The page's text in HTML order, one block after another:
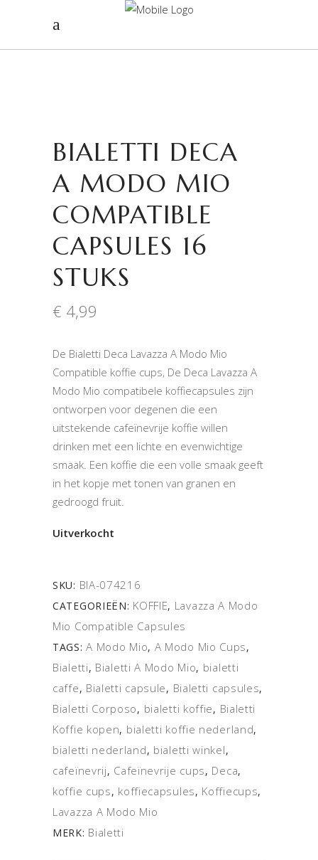
BIALETTI DECA
A MODO MIO
COMPATIBLE
CAPSULES 16
STUKS
€ 4,99
De Bialetti Deca Lavazza A Modo Mio
Compatible koffie cups, De Deca Lavazza A
Modo Mio compatibele koffiecapsules zijn
ontworpen voor degenen die een
uitstekende cafeïnevrije koffie willen
drinken met een lichte en evenwichtige
smaak. Een koffie die een volle smaak geeft
in het kopje met tonen van granen en
gedroogd fruit.
Uitverkocht
SKU: BIA-074216
CATEGORIEËN: KOFFIE, Lavazza A Modo
Mio Compatible Capsules
TAGS:A Modo Mio, A Modo Mio Cups,
Bialetti, Bialetti A Modo Mio, bialetti
caffe, Bialetti capsule, Bialetti capsules,
Bialetti Corposo, bialetti koffie, Bialetti
Koffie kopen, bialetti koffie nederland,
bialetti nederland, bialetti winkel,
cafeïnevrij, Cafeïnevrije cups, Deca,
koffie cups, koffiecapsules, Koffiecups,
Lavazza A Modo Mio
MERK: Bialetti